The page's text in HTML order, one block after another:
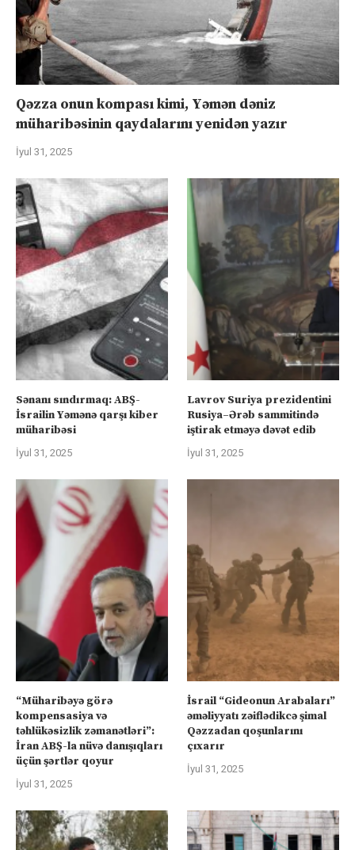
Qəzza onun kompası kimi, Yəmən dəniz
müharibəsinin qaydalarını yenidən yazır
İyul 31, 2025
Sənanı sındırmaq: ABŞ-
İsrailin Yəmənə qarşı kiber
müharibəsi
İyul 31, 2025
Lavrov Suriya prezidentini
Rusiya–Ərəb sammitində
iştirak etməyə dəvət edib
İyul 31, 2025
“Müharibəyə görə
kompensasiya və
təhlükəsizlik zəmanətləri”:
İran ABŞ-la nüvə danışıqları
üçün şərtlər qoyur
İyul 31, 2025
İsrail “Gideonun Arabaları”
əməliyyatı zəiflədikcə şimal
Qəzzadan qoşunlarını
çıxarır
İyul 31, 2025